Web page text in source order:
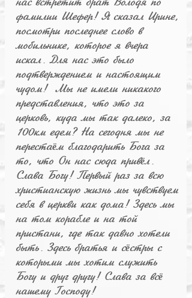
нас встретит брат Володя по
фамилии Шефер! Я сказал Ирине,
посмотри последнее слово в
мобильнике, которое я вчера
искал. Для нас это было
подтверждением и настоящим
чудом! Мы не имели никакого
представления, что это за
церковь, куда мы так далеко, за
100км едем? На сегодня мы не
перестаём благодарить Бога за
то, что Он нас сюда привёл.
Слава Богу! Первый раз за всю
христианскую жизнь мы чувствуем
себя в церкви как дома! Здесь мы
на том корабле и на той
пристани, где так давно хотели
быть. Здесь братья и сёстры с
которыми мы хотим служить
Богу и друг другу! Слава за всё
нашему Господу!